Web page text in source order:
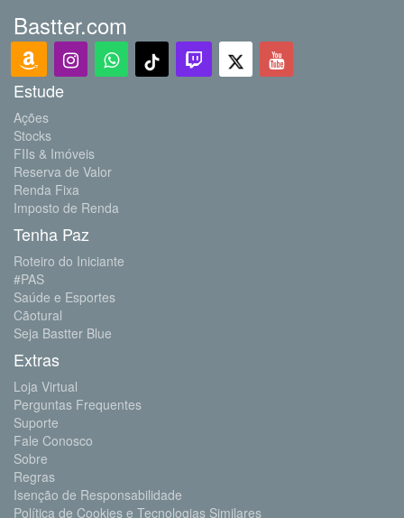
Bastter.com
Estude
Ações
Stocks
FIIs & Imóveis
Reserva de Valor
Renda Fixa
Imposto de Renda
Tenha Paz
Roteiro do Iniciante
#PAS
Saúde e Esportes
Cãotural
Seja Bastter Blue
Extras
Loja Virtual
Perguntas Frequentes
Suporte
Fale Conosco
Sobre
Regras
Isenção de Responsabilidade
Política de Cookies e Tecnologias Similares